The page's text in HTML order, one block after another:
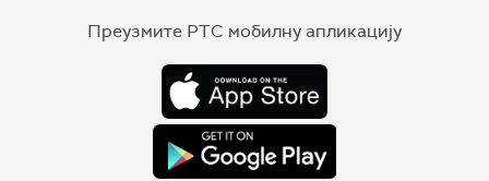
Преузмите РТС мобилну апликацију